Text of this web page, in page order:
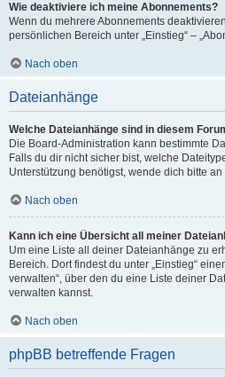
Wie deaktiviere ich meine Abonnements?
Wenn du mehrere Abonnements
persönlichen Bereich unter „Einstieg“ –
Nach oben
Dateianhänge
Welche Dateianhänge sind in diesem
Die Board-Administration kann bestimmte
Falls du dir nicht sicher bist, welche
Unterstützung benötigst, wende dich bitte
Nach oben
Kann ich eine Übersicht all meiner
Um eine Liste all deiner Dateianhänge zu
Bereich. Dort findest du unter „Einstieg“
verwalten“, über den du eine Liste deiner
verwalten kannst.
Nach oben
phpBB betreffende Fragen